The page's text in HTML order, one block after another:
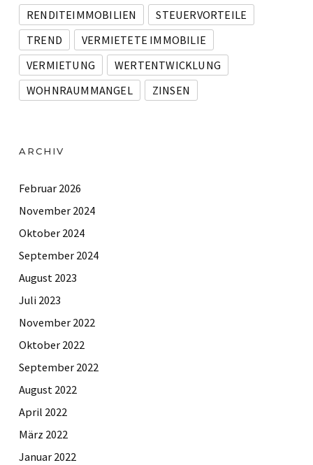
RENDITEIMMOBILIEN
STEUERVORTEILE
TREND
VERMIETETE IMMOBILIE
VERMIETUNG
WERTENTWICKLUNG
WOHNRAUMMANGEL
ZINSEN
ARCHIV
Februar 2026
November 2024
Oktober 2024
September 2024
August 2023
Juli 2023
November 2022
Oktober 2022
September 2022
August 2022
April 2022
März 2022
Januar 2022